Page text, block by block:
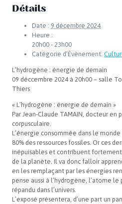
Détails
Date : 9 décembre 2024
Heure :
20h00 - 23h00
Catégorie d’Évènement:
L’hydrogène : énergie de demain
09 déccembre 2024 à 20h00 – salle
Thiers
« L’hydrogène : énergie de demain »
Par Jean-Claude TAMAIN, docteur en
corpusculaire.
L’énergie consommée dans le
80% des ressources fossiles. Or ces
inépuisables et contribuent
de la planète. Il va donc falloir
en les remplaçant par les énergies
pense aussi à l’hydrogène, l’atome
répandu dans l’univers.
L’exposé présentera, d’une part un